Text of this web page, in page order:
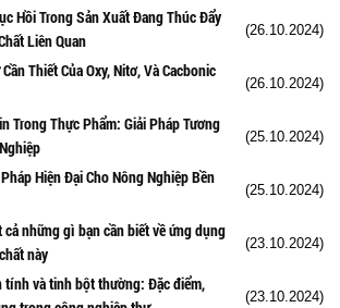
Hồi Trong Sản Xuất Đang Thúc Đẩy
Liên Quan
(26.10.2024)
Thiết Của Oxy, Nitơ, Và Cacbonic
(26.10.2024)
Trong Thực Phẩm: Giải Pháp Tương
(25.10.2024)
Hiện Đại Cho Nông Nghiệp Bền
(25.10.2024)
cả những gì bạn cần biết về ứng dụng
này
(23.10.2024)
tính và tinh bột thường: Đặc điểm,
(23.10.2024)